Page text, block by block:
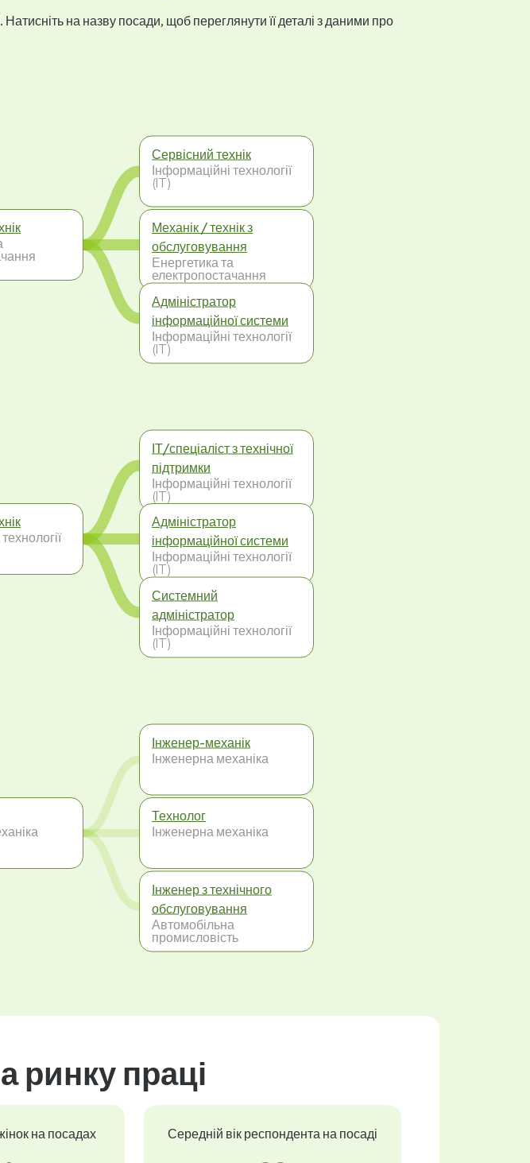
на назву посади, щоб переглянути її деталі з даними про
Сервісний технік
Інформаційні технології
(IT)
Механік / технік з
обслуговування
Енергетика та
електропостачання
Адміністратор
інформаційної системи
Інформаційні технології
(IT)
ІТ/спеціаліст з технічної
підтримки
Інформаційні технології
(IT)
Адміністратор
інформаційної системи
Інформаційні технології
(IT)
Системний
адміністратор
Інформаційні технології
(IT)
Інженер-механік
Інженерна механіка
Технолог
Інженерна механіка
Інженер з технічного
обслуговування
Автомобільна
промисловість
ринку праці
на посадах Середній вік респондента на посаді